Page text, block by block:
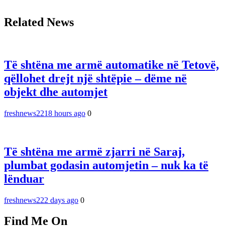
Related News
Të shtëna me armë automatike në Tetovë,
qëllohet drejt një shtëpie – dëme në
objekt dhe automjet
freshnews2218 hours ago 0
Të shtëna me armë zjarri në Saraj,
plumbat godasin automjetin – nuk ka të
lënduar
freshnews222 days ago 0
Find Me On